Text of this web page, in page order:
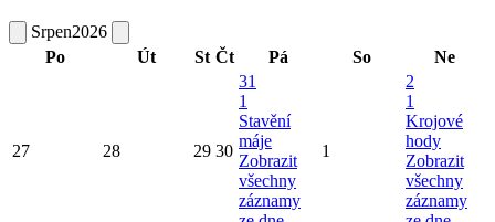
Srpen2026
Po
Út St Čt Pá So Ne
27 28 29 30
31
1
Stavění
máje
Zobrazit
všechny
záznamy
1
2
1
Krojové
hody
Zobrazit
všechny
záznamy